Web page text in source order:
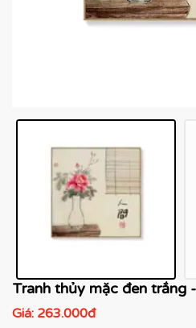
Tranh thủy mặc đen trắng
Giá: 263.000đ